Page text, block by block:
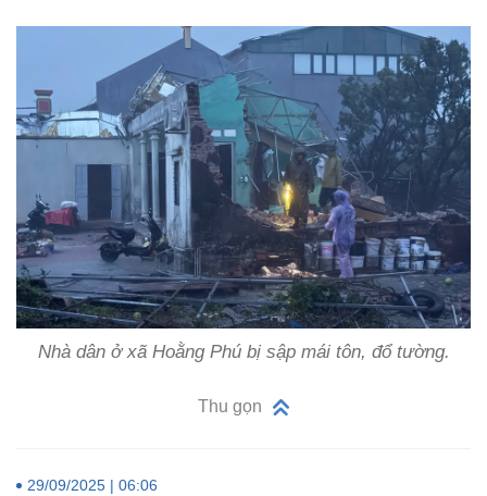
Nhà dân ở xã Hoằng Phú bị sập mái tôn, đổ tường.
Thu gọn
29/09/2025 | 06:06